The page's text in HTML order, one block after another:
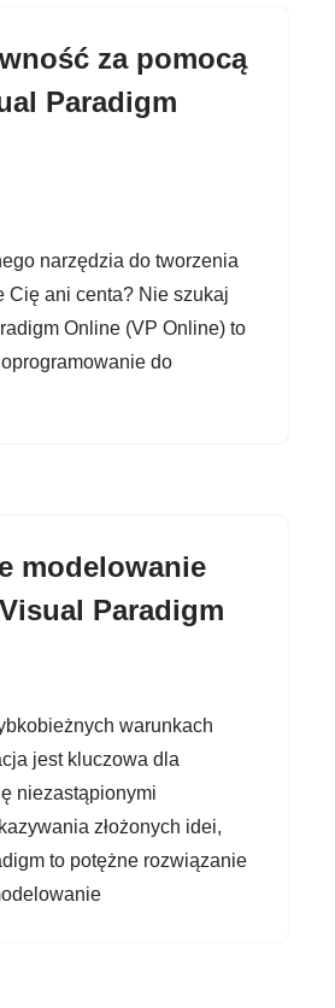
za pomocą
Paradigm
narzędzia do tworzenia
Cię ani centa? Nie szukaj
Online (VP Online) to
do
modelowanie
Paradigm
warunkach
jest kluczowa dla
niezastąpionymi
złożonych idei,
to potężne rozwiązanie